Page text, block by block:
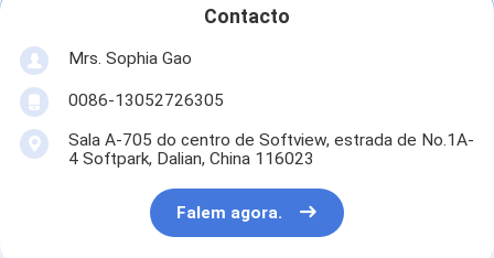
Contacto
Mrs. Sophia Gao
0086-13052726305
Sala A-705 do centro de Softview, estrada de No.1A-
4 Softpark, Dalian, China 116023
Falem agora.